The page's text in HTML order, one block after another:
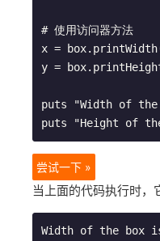
# 使用访问器方法
x =
y =
puts "Width of
尝试一下 »
当上面的代码执行时，
Width of the box